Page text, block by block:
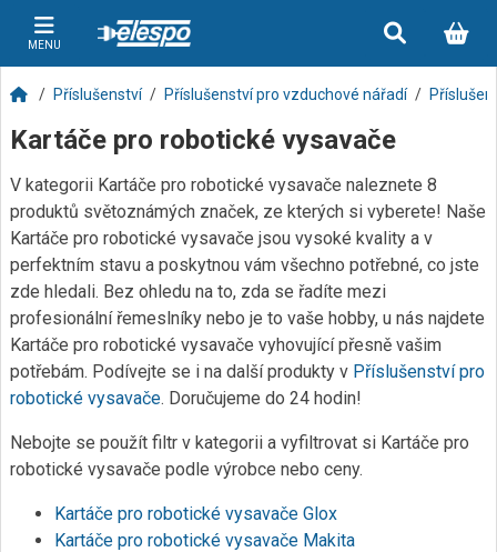
MENU
Příslušenství Příslušenství pro vzduchové nářadí
Kartáče pro robotické vysavače
V kategorii Kartáče pro robotické vysavače naleznete 8
produktů světoznámých značek, ze kterých si vyberete! Naše
Kartáče pro robotické vysavače jsou vysoké kvality a v
perfektním stavu a poskytnou vám všechno potřebné, co jste
zde hledali. Bez ohledu na to, zda se řadíte mezi
profesionální řemeslníky nebo je to vaše hobby, u nás najdete
Kartáče pro robotické vysavače vyhovující přesně vašim
potřebám. Podívejte se i na další produkty v Příslušenství pro
robotické vysavače. Doručujeme do 24 hodin!
Nebojte se použít filtr v kategorii a vyfiltrovat si Kartáče pro
robotické vysavače podle výrobce nebo ceny.
Kartáče pro robotické vysavače Glox
Kartáče pro robotické vysavače Makita